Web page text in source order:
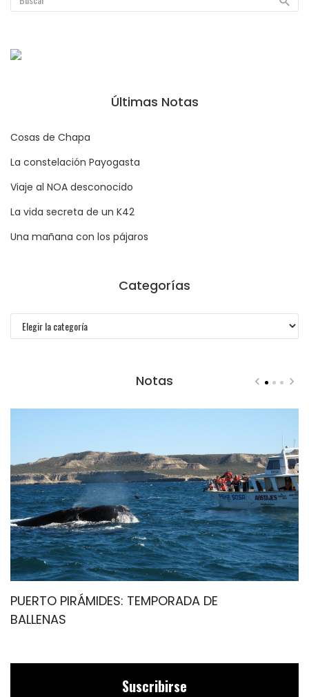
Últimas Notas
Cosas de Chapa
La constelación Payogasta
Viaje al NOA desconocido
La vida secreta de un K42
Una mañana con los pájaros
Categorías
Notas
PUERTO PIRÁMIDES: TEMPORADA DE
BALLENAS
Suscribirse